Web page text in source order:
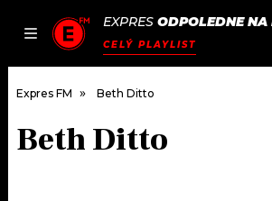
EXPRES ODPOLEDNE NA
CELÝ PLAYLIST
DOMŮ
Expres FM Beth Ditto
Beth Ditto